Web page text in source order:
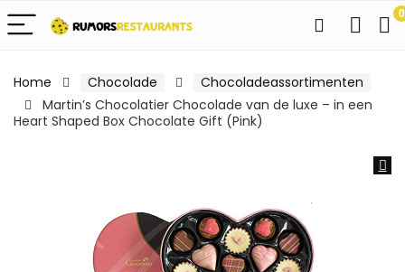
0
Home Chocolade
Chocoladeassortimenten
Martin’s Chocolatier Chocolade van de luxe – in een
Heart Shaped Box Chocolate Gift (Pink)